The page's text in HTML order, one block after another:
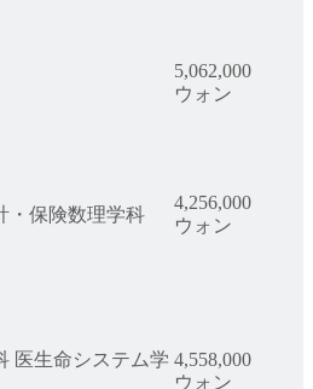
5,062,000
ウォン
・保険数理学科
4,256,000
ウォン
医生命システム学 4,558,000
ウォン